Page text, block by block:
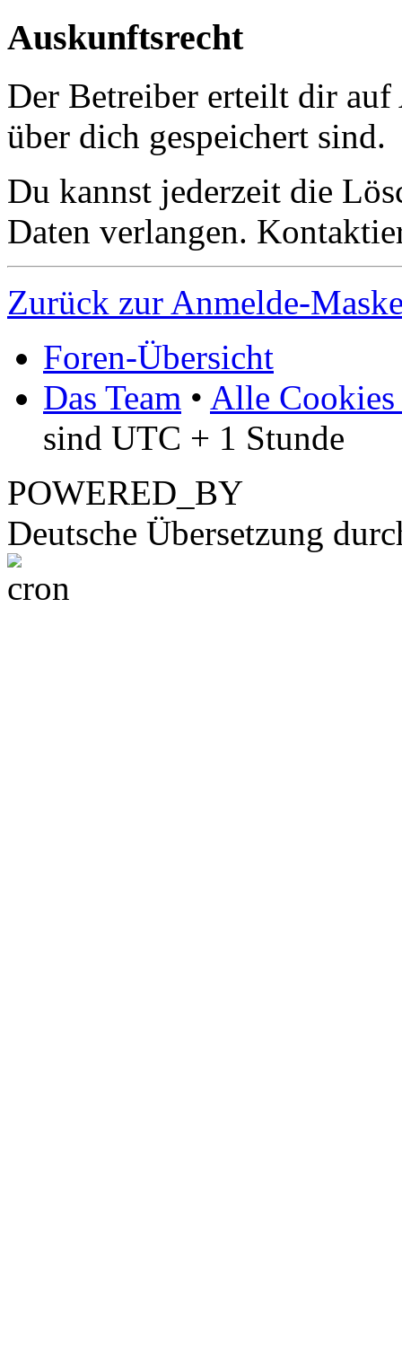
Auskunftsrecht
Der Betreiber erteilt dir
über dich gespeichert sind.
Du kannst jederzeit die
Daten verlangen.
Zurück zur Anmelde-
Foren-Übersicht
Das Team • Alle Cookies
sind UTC + 1 Stunde
POWERED_BY
Deutsche Übersetzung